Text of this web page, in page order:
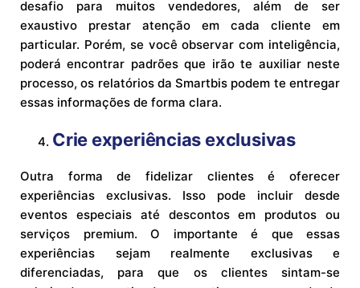
desafio para muitos vendedores, além de ser
exaustivo prestar atenção em cada cliente em
particular. Porém, se você observar com inteligência,
poderá encontrar padrões que irão te auxiliar neste
processo, os relatórios da Smartbis podem te entregar
essas informações de forma clara.
Crie experiências exclusivas
Outra forma de fidelizar clientes é oferecer
experiências exclusivas. Isso pode incluir desde
eventos especiais até descontos em produtos ou
serviços premium. O importante é que essas
experiências sejam realmente exclusivas e
diferenciadas, para que os clientes sintam-se